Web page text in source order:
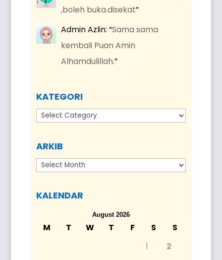
,boleh buka.disekat”
Admin Azlin: “Sama sama
kembali Puan Amin
Alhamdulillah.”
KATEGORI
Kategori
ARKIB
Arkib
KALENDAR
August 2026
M T W T F S
S
1
2